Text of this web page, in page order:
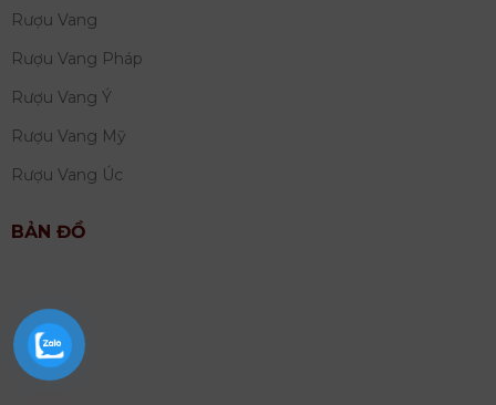
Rượu Vang
Rượu Vang Pháp
Rượu Vang Ý
Rượu Vang Mỹ
Rượu Vang Úc
BẢN ĐỒ